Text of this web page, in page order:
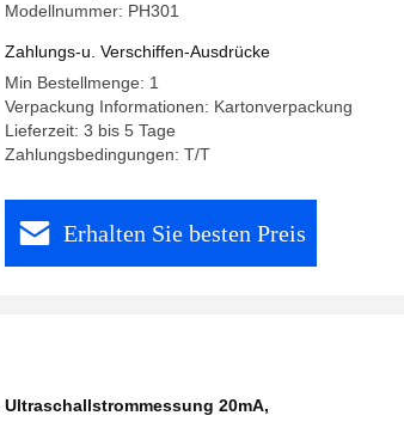
Modellnummer: PH301
Zahlungs-u. Verschiffen-Ausdrücke
Min Bestellmenge: 1
Verpackung Informationen: Kartonverpackung
Lieferzeit: 3 bis 5 Tage
Zahlungsbedingungen: T/T
Erhalten Sie besten Preis
Ultraschallstrommessung 20mA,